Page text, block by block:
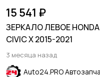
15 541 ₽
ЗЕРКАЛО ЛЕВОЕ HONDA
CIVIC X 2015-2021
3 месяца назад